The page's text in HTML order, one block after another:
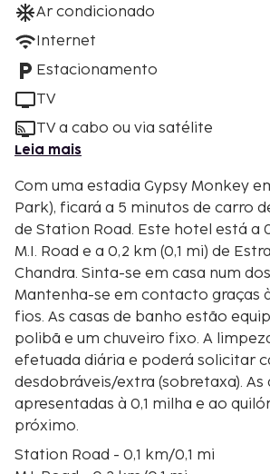
Ar condicionado
Internet
Estacionamento
TV
TV a cabo ou via satélite
Leia mais
Com uma estadia Gypsy Monkey
Park), ficará a 5 minutos de carro
de Station Road. Este hotel está a 0,2 km (0,1 mi) de
M.I. Road e a 0,2 km (0,1 mi) de
Chandra. Sinta-se em casa num
Mantenha-se em contacto graças
fios. As casas de banho estão
polibã e um chuveiro fixo. A
efetuada diária e poderá solicitar
desdobráveis/extra (sobretaxa). As
apresentadas à 0,1 milha e ao
próximo.
Station Road - 0,1 km/0,1 mi